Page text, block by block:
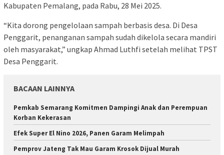
Kabupaten Pemalang, pada Rabu, 28 Mei 2025.
“Kita dorong pengelolaan sampah berbasis desa. Di Desa
Penggarit, penanganan sampah sudah dikelola secara mandiri
oleh masyarakat,” ungkap Ahmad Luthfi setelah melihat TPST
Desa Penggarit.
BACAAN LAINNYA
Pemkab Semarang Komitmen Dampingi Anak dan Perempuan
Korban Kekerasan
Efek Super El Nino 2026, Panen Garam Melimpah
Pemprov Jateng Tak Mau Garam Krosok Dijual Murah